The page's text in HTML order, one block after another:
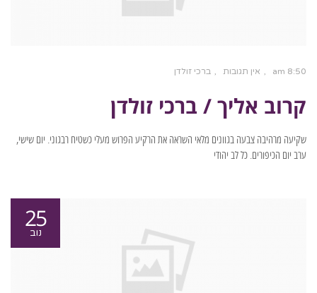
8:50 am אין תגובות ברכי זולדן
קרוב אליך / ברכי זולדן
שקיעה מרהיבה צבעה בגוונים מלאי השראה את הרקיע הפרוש מעלי כשטיח רבגוני. יום שישי,
ערב יום הכיפורים. כל לב יהודי
25
נוב